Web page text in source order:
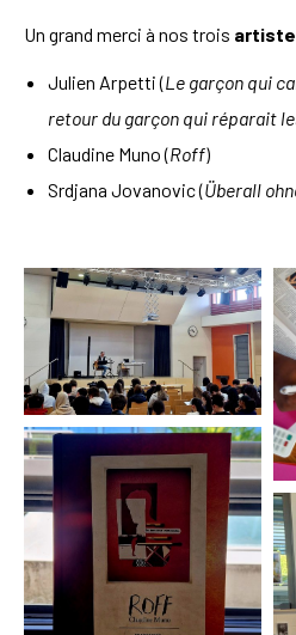
Un grand merci à nos trois
Julien Arpetti (Le garçon qui
retour du garçon qui réparait
Claudine Muno (Roff)
Srdjana Jovanovic (Überall